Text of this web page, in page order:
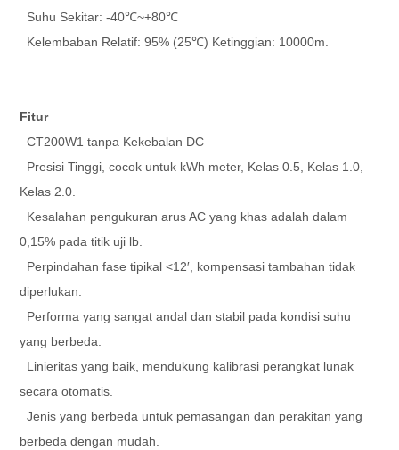
Suhu Sekitar: -40℃~+80℃
Kelembaban Relatif: 95% (25℃) Ketinggian: 10000m.
Fitur
CT200W1 tanpa Kekebalan DC
Presisi Tinggi, cocok untuk kWh meter, Kelas 0.5, Kelas 1.0,
Kelas 2.0.
Kesalahan pengukuran arus AC yang khas adalah dalam
0,15% pada titik uji lb.
Perpindahan fase tipikal <12′, kompensasi tambahan tidak
diperlukan.
Performa yang sangat andal dan stabil pada kondisi suhu
yang berbeda.
Linieritas yang baik, mendukung kalibrasi perangkat lunak
secara otomatis.
Jenis yang berbeda untuk pemasangan dan perakitan yang
berbeda dengan mudah.